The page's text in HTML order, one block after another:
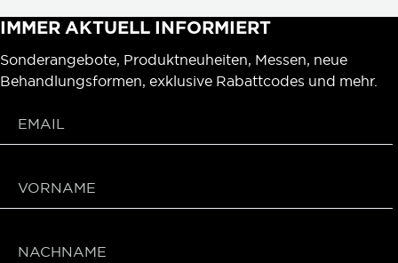
IMMER AKTUELL INFORMIERT
Sonderangebote, Produktneuheiten, Messen, neue
Behandlungsformen, exklusive Rabattcodes und mehr.